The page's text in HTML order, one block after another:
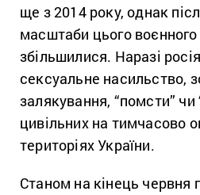
ще з 2014 року, однак
масштаби цього
збільшилися. Наразі
сексуальне насильство,
залякування, “помсти” чи
цивільних на тимчасово
територіях України.
Станом на кінець червня